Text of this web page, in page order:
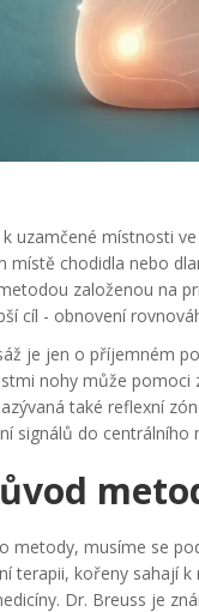
uzamčené místnosti
chodidla nebo
založenou na
cíl - obnovení
je jen o příjemném
nohy může
také reflexní
signálů do
metody, musíme se
terapii, kořeny sahají k
. Dr. Breuss je